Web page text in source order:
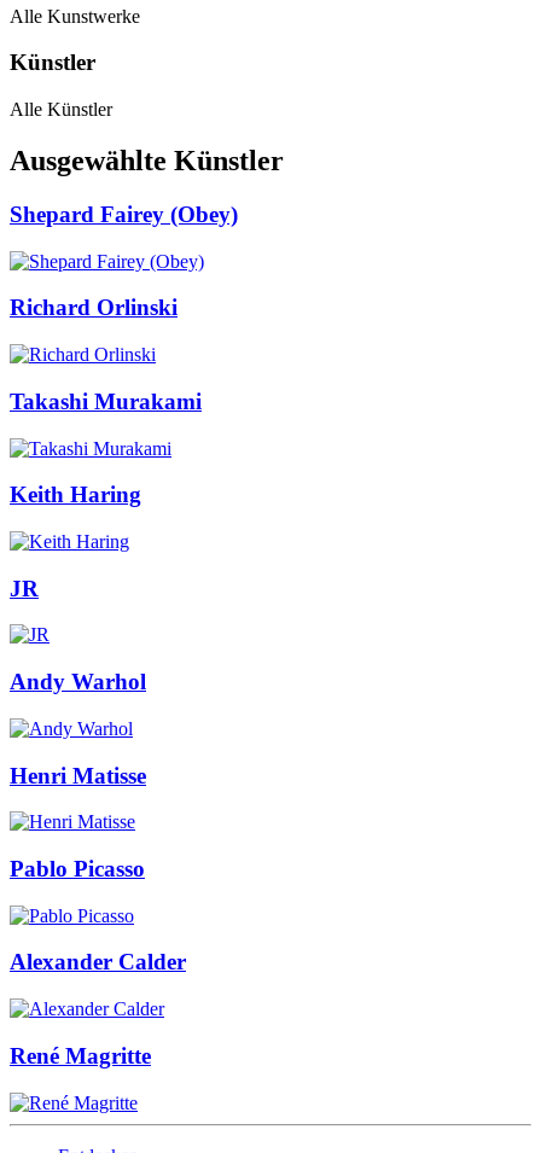
Alle Kunstwerke
Künstler
Alle Künstler
Ausgewählte Künstler
Shepard Fairey (Obey)
Richard Orlinski
Takashi Murakami
Keith Haring
JR
Andy Warhol
Henri Matisse
Pablo Picasso
Alexander Calder
René Magritte